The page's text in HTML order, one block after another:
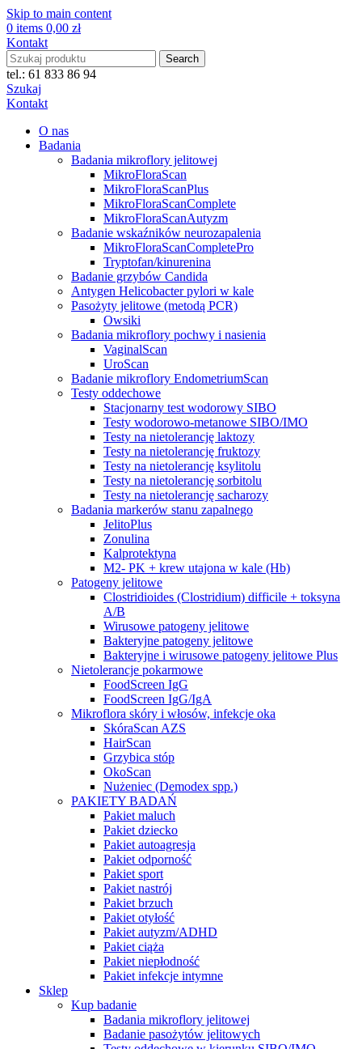
Skip to main content
0 items 0,00 zł
Kontakt
Search
tel.: 61 833 86 94
Szukaj
Kontakt
O nas
Badania
Badania mikroflory jelitowej
MikroFloraScan
MikroFloraScanPlus
MikroFloraScanComplete
MikroFloraScanAutyzm
Badanie wskaźników neurozapalenia
MikroFloraScanCompletePro
Tryptofan/kinurenina
Badanie grzybów Candida
Antygen Helicobacter pylori w kale
Pasożyty jelitowe (metodą PCR)
Owsiki
Badania mikroflory pochwy i nasienia
VaginalScan
UroScan
Badanie mikroflory EndometriumScan
Testy oddechowe
Stacjonarny test wodorowy SIBO
Testy wodorowo-metanowe SIBO/IMO
Testy na nietolerancję laktozy
Testy na nietolerancję fruktozy
Testy na nietolerancję ksylitolu
Testy na nietolerancję sorbitolu
Testy na nietolerancję sacharozy
Badania markerów stanu zapalnego
JelitoPlus
Zonulina
Kalprotektyna
M2- PK + krew utajona w kale (Hb)
Patogeny jelitowe
Clostridioides (Clostridium) difficile + toksyna
A/B
Wirusowe patogeny jelitowe
Bakteryjne patogeny jelitowe
Bakteryjne i wirusowe patogeny jelitowe Plus
Nietolerancje pokarmowe
FoodScreen IgG
FoodScreen IgG/IgA
Mikroflora skóry i włosów, infekcje oka
SkóraScan AZS
HairScan
Grzybica stóp
OkoScan
Nużeniec (Demodex spp.)
PAKIETY BADAŃ
Pakiet maluch
Pakiet dziecko
Pakiet autoagresja
Pakiet odporność
Pakiet sport
Pakiet nastrój
Pakiet brzuch
Pakiet otyłość
Pakiet autyzm/ADHD
Pakiet ciąża
Pakiet niepłodność
Pakiet infekcje intymne
Sklep
Kup badanie
Badania mikroflory jelitowej
Badanie pasożytów jelitowych